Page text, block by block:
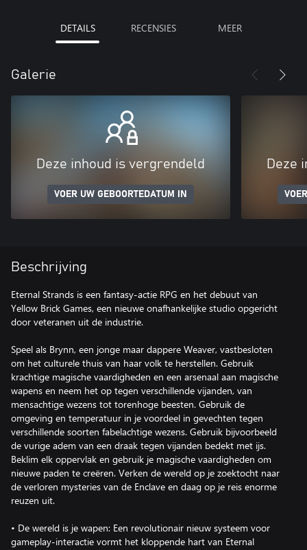
DETAILS RECENSIES MEER
Galerie
Deze inhoud is vergrendeld
VOER UW GEBOORTEDATUM IN
Deze
Beschrijving
Eternal Strands is een fantasy-actie RPG en het debuut van
Yellow Brick Games, een nieuwe onafhankelijke studio opgericht
door veteranen uit de industrie.
Speel als Brynn, een jonge maar dappere Weaver, vastbesloten
om het culturele thuis van haar volk te herstellen. Gebruik
krachtige magische vaardigheden en een arsenaal aan magische
wapens en neem het op tegen verschillende vijanden, van
mensachtige wezens tot torenhoge beesten. Gebruik de
omgeving en temperatuur in je voordeel in gevechten tegen
verschillende soorten fabelachtige wezens. Gebruik bijvoorbeeld
de vurige adem van een draak tegen vijanden bedekt met ijs.
Beklim elk oppervlak en gebruik je magische vaardigheden om
nieuwe paden te creëren. Verken de wereld op je zoektocht naar
de verloren mysteries van de Enclave en daag op je reis enorme
reuzen uit.
• De wereld is je wapen: Een revolutionair nieuw systeem voor
gameplay-interactie vormt het kloppende hart van Eternal